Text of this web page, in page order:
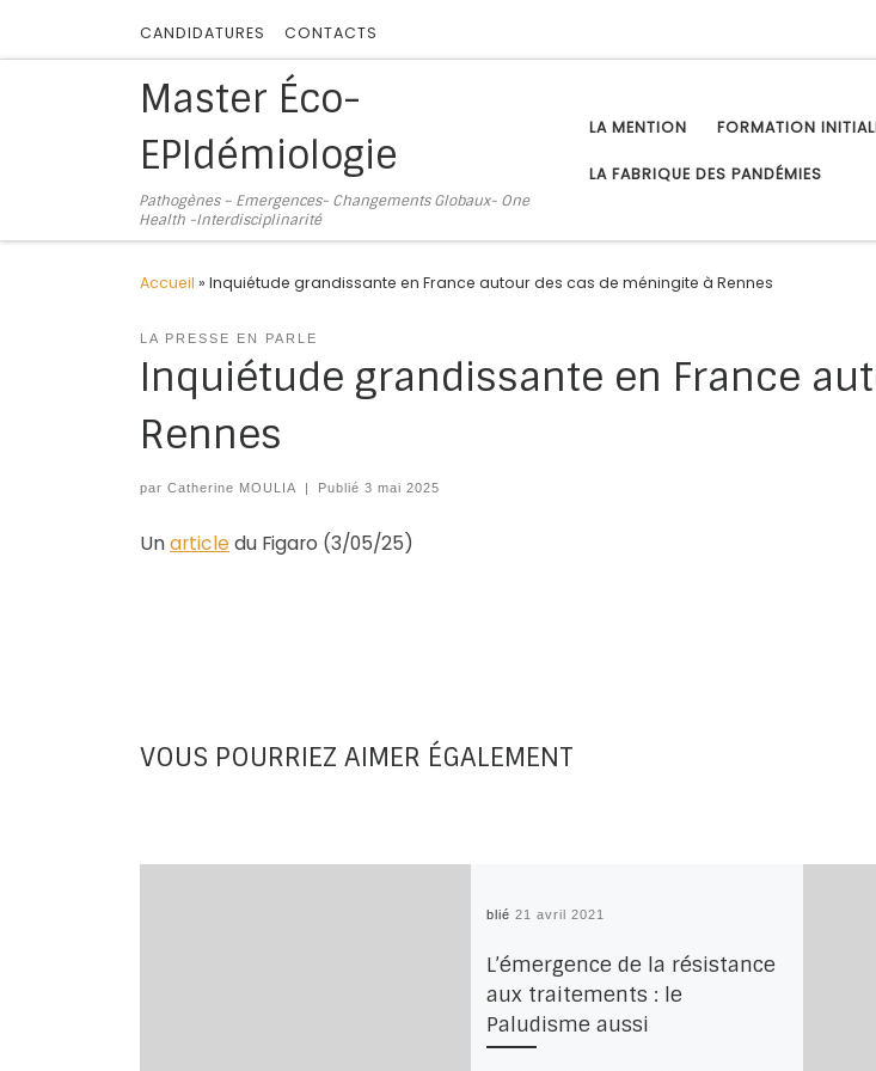
Skip to contentCANDIDATURES CONTACTS
Master Éco-
EPIdémiologie
Pathogènes – Emergences- Changements Globaux- One
Health -Interdisciplinarité
LA MENTION FORMATION
LA FABRIQUE DES PANDÉMIES
Accueil » Inquiétude grandissante en France autour des cas de méningite à Rennes
LA PRESSE EN PARLE
Inquiétude grandissante en France
Rennes
par Catherine MOULIA | Publié 3 mai 2025
Unarticledu Figaro (3/05/25)
VOUS POURRIEZ AIMER ÉGALEMENT
Publié 21 avril 2021
L’émergence de la résistance
aux traitements : le
Paludisme aussi